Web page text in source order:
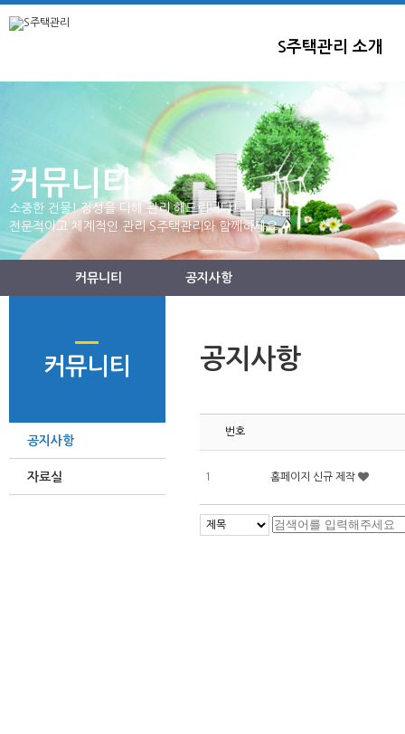
S주택관리 소개
커뮤니티
소중한 건물! 정성을 다해 관리 해드립니다!
전문적이고 체계적인 관리 S주택관리와 함께하세요.
커뮤니티 공지사항
커뮤니티
공지사항
자료실
공지사항
번호
1 홈페이지 신규 제작